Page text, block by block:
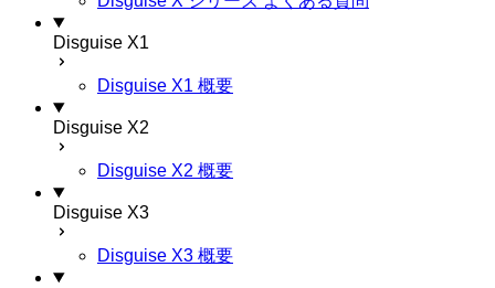
Disguise X1
Disguise X1 概要
Disguise X2
Disguise X2 概要
Disguise X3
Disguise X3 概要